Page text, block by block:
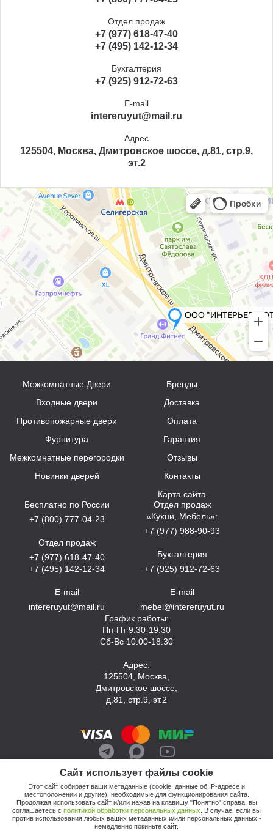
Отдел продаж
+7 (977) 618-47-40
+7 (495) 142-12-34
Бухгалтерия
+7 (925) 912-72-63
E-mail
intereruyut@mail.ru
Адрес
125504, Москва, Дмитровское шоссе, д.81, стр.9,
эт.2
Сайт использует файлы cookie
Этот сайт собирает ваши метаданные (cookie, данные об IP-адресе и
местоположении и другие), необходимые для функционирования сайта.
Продолжая использовать сайт и/или нажав на клавишу "Понятно" справа, вы
соглашаетесь с политикой обработки персональных данных . В случае, если вы
против использования любых ваших метаданных и/или персональных данных -
немедленно покиньте сайт.
Межкомнатные Двери
Входные двери
Противопожарные двери
Фурнитура
Межкомнатные перегородки
Новинки дверей
Бренды
Доставка
Оплата
Гарантия
Отзывы
Контакты
Карта сайта
Бесплатно по России
+7 (800) 777-04-23
Отдел продаж
+7 (977) 618-47-40
+7 (495) 142-12-34
E-mail
intereruyut@mail.ru
Отдел продаж
«Кухни, Мебель»:
+7 (977) 988-90-93
Бухгалтерия
+7 (925) 912-72-63
E-mail
mebel@intereruyut.ru
График работы:
Пн-Пт 9.30-19.30
Сб-Вс 10.00-18.30
Адрес:
125504, Москва,
Дмитровское шоссе,
д.81, стр.9, эт.2
© 2026, Компания «Интерьер Уют»